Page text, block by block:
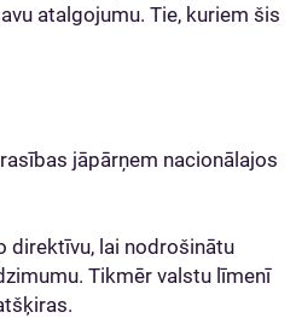
atalgojumu. Tie, kuriem šis
jāpārņem nacionālajos
direktīvu, lai nodrošinātu
Tikmēr valstu līmenī